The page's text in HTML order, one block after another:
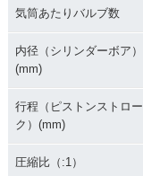
気筒あたりバルブ数
内径（シリンダーボア）
(mm)
行程（ピストンストロー
ク）(mm)
圧縮比（:1）